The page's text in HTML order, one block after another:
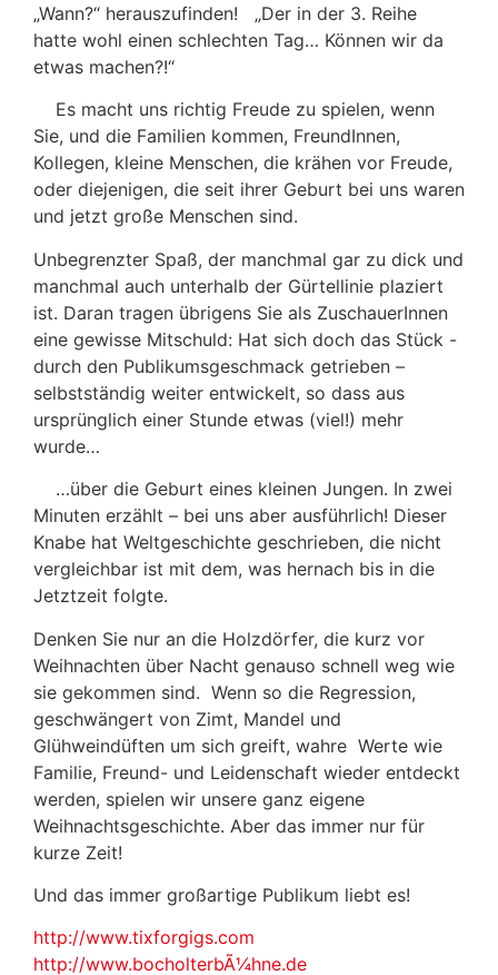
„Wann?“ herauszufinden! „Der in der 3. Reihe
hatte wohl einen schlechten Tag… Können wir da
etwas machen?!“
Es macht uns richtig Freude zu spielen, wenn
Sie, und die Familien kommen, FreundInnen,
Kollegen, kleine Menschen, die krähen vor Freude,
oder diejenigen, die seit ihrer Geburt bei uns waren
und jetzt große Menschen sind.
Unbegrenzter Spaß, der manchmal gar zu dick und
manchmal auch unterhalb der Gürtellinie plaziert
ist. Daran tragen übrigens Sie als ZuschauerInnen
eine gewisse Mitschuld: Hat sich doch das Stück -
durch den Publikumsgeschmack getrieben –
selbstständig weiter entwickelt, so dass aus
ursprünglich einer Stunde etwas (viel!) mehr
wurde…
…über die Geburt eines kleinen Jungen. In zwei
Minuten erzählt – bei uns aber ausführlich! Dieser
Knabe hat Weltgeschichte geschrieben, die nicht
vergleichbar ist mit dem, was hernach bis in die
Jetztzeit folgte.
Denken Sie nur an die Holzdörfer, die kurz vor
Weihnachten über Nacht genauso schnell weg wie
sie gekommen sind. Wenn so die Regression,
geschwängert von Zimt, Mandel und
Glühweindüften um sich greift, wahre Werte wie
Familie, Freund- und Leidenschaft wieder entdeckt
werden, spielen wir unsere ganz eigene
Weihnachtsgeschichte. Aber das immer nur für
kurze Zeit!
Und das immer großartige Publikum liebt es!
http://www.tixforgigs.com
http://www.bocholterbÃ¼hne.de